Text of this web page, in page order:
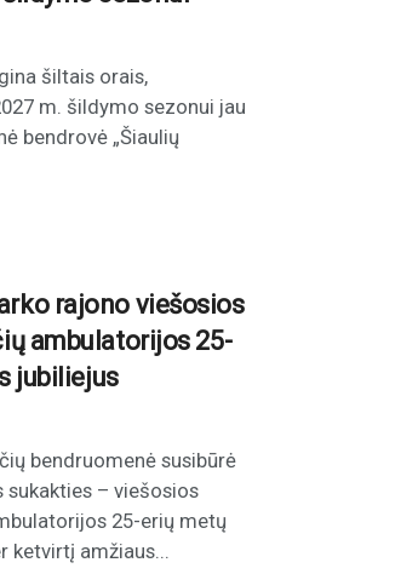
šiltais orais,
m. šildymo sezonui jau
bendrovė „Šiaulių
rajono viešosios
ambulatorijos 25-
jubiliejus
bendruomenė susibūrė
– viešosios
25-erių metų
ketvirtį amžiaus...